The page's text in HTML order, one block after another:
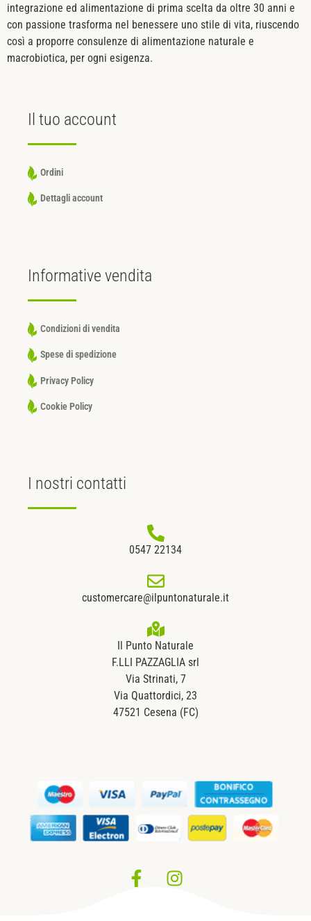
integrazione ed alimentazione di prima scelta da oltre 30 anni e
con passione trasforma nel benessere uno stile di vita, riuscendo
così a proporre consulenze di alimentazione naturale e
macrobiotica, per ogni esigenza.
Il tuo account
Ordini
Dettagli account
Informative vendita
Condizioni di vendita
Spese di spedizione
Privacy Policy
Cookie Policy
I nostri contatti
0547 22134
customercare@ilpuntonaturale.it
Il Punto Naturale
F.LLI PAZZAGLIA srl
Via Strinati, 7
Via Quattordici, 23
47521 Cesena (FC)